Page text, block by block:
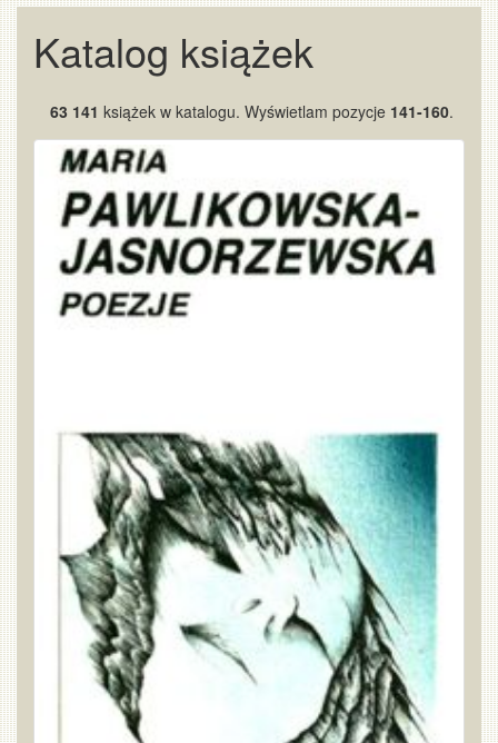
Katalog książek
63 141 książek w katalogu. Wyświetlam pozycje 141-160.